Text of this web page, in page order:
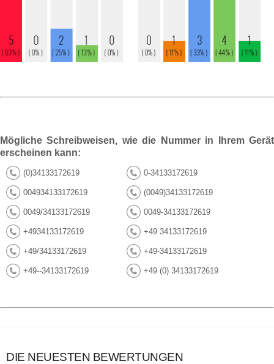
Mögliche Schreibweisen, wie die Nummer in Ihrem Gerät
erscheinen kann:
(0)34133172619 0-34133172619
004934133172619 (0049)34133172619
0049/34133172619 0049-34133172619
+4934133172619 +49 34133172619
+49/34133172619 +49-34133172619
+49--34133172619 +49 (0) 34133172619
DIE NEUESTEN BEWERTUNGEN